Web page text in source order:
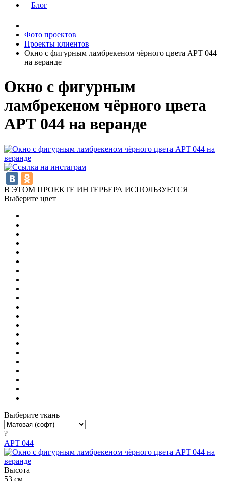
Блог
Фото проектов
Проекты клиентов
Окно с фигурным ламбрекеном чёрного цвета АРТ 044
на веранде
Окно с фигурным
ламбрекеном чёрного цвета
АРТ 044 на веранде
В ЭТОМ ПРОЕКТЕ ИНТЕРЬЕРА ИСПОЛЬЗУЕТСЯ
Выберите цвет
Выберите ткань
?
АРТ 044
Высота
53 см